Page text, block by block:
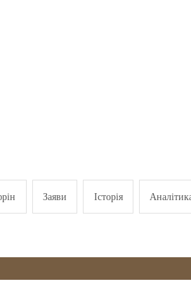
Заяви Історія